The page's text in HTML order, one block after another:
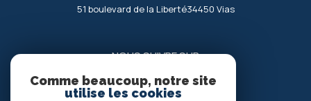
51 boulevard de la Liberté34450 vias
NOUS SUIVRE SUR
Comme beaucoup, notre site
utilise les cookies